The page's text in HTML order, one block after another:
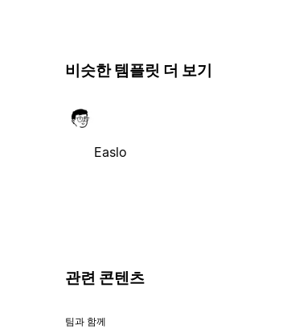
비슷한 템플릿 더 보기
Easlo
관련 콘텐츠
팀과 함께